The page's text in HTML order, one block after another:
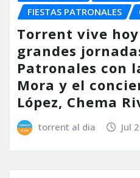
FIESTAS PATRONALES
Torrent vive
grandes
Patronales con
Mora y el
López, Chema
torrent al dia Jul